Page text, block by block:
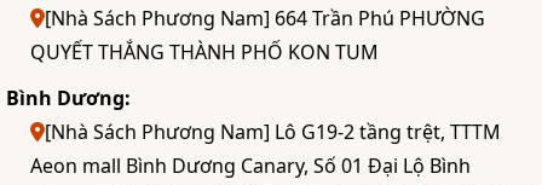
[Nhà Sách Phương Nam] 664 Trần Phú PHƯỜNG
QUYẾT THẮNG THÀNH PHỐ KON TUM
Bình Dương:
[Nhà Sách Phương Nam] Lô G19-2 tầng trệt, TTTM
Aeon mall Bình Dương Canary, Số 01 Đại Lộ Bình